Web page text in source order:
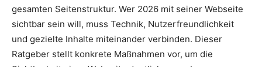
gesamten Seitenstruktur. Wer 2026 mit seiner Webseite
sichtbar sein will, muss Technik, Nutzerfreundlichkeit
und gezielte Inhalte miteinander verbinden. Dieser
Ratgeber stellt konkrete Maßnahmen vor, um die